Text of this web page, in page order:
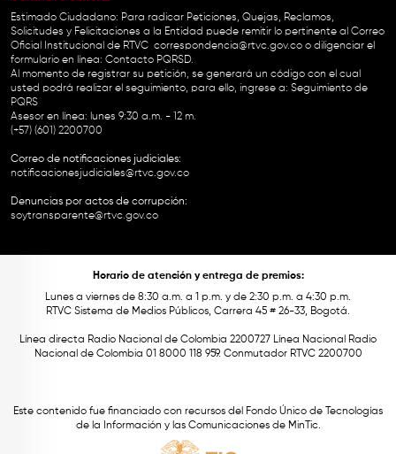
Estimado Ciudadano: Para radicar Peticiones, Quejas, Reclamos,
Solicitudes y Felicitaciones a la Entidad puede remitir lo pertinente al Correo
Oficial Institucional de RTVC correspondencia@rtvc.gov.co o diligenciar el
formulario en línea: Contacto PQRSD.
Al momento de registrar su petición, se generará un código con el cual
usted podrá realizar el seguimiento, para ello, ingrese a: Seguimiento de
PQRS
Asesor en línea: lunes 9:30 a.m. - 12 m.
(+57) (601) 2200700
Correo de notificaciones judiciales:
notificacionesjudiciales@rtvc.gov.co
Denuncias por actos de corrupción:
soytransparente@rtvc.gov.co
Horario de atención y entrega de premios:
Lunes a viernes de 8:30 a.m. a 1 p.m. y de 2:30 p.m. a 4:30 p.m.
RTVC Sistema de Medios Públicos, Carrera 45 # 26-33, Bogotá.
Línea directa Radio Nacional de Colombia 2200727 Línea Nacional Radio
Nacional de Colombia 01 8000 118 959. Conmutador RTVC 2200700
Este contenido fue financiado con recursos del Fondo Único de Tecnologías
de la Información y las Comunicaciones de MinTic.